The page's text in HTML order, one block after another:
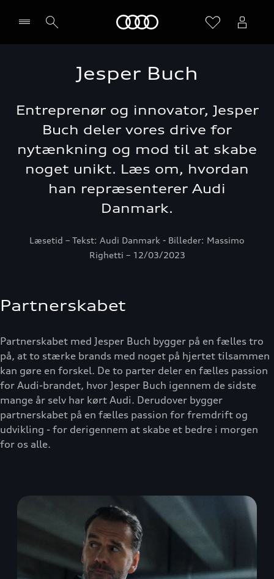
Vælg forhandler
Jesper Buch
Entreprenør og innovator, Jesper
Buch deler vores drive for
nytænkning og mod til at skabe
noget unikt. Læs om, hvordan
han repræsenterer Audi
Danmark.
Læsetid – Tekst: Audi Danmark - Billeder: Massimo
Righetti – 12/03/2023
Partnerskabet
Partnerskabet med Jesper Buch bygger på en fælles tro
på, at to stærke brands med noget på hjertet tilsammen
kan gøre en forskel. De to parter deler en fælles passion
for Audi-brandet, hvor Jesper Buch igennem de sidste
mange år selv har kørt Audi. Derudover bygger
partnerskabet på en fælles passion for fremdrift og
udvikling - for derigennem at skabe et bedre i morgen
for os alle.